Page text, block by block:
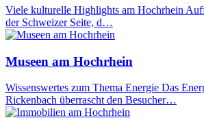
Viele kulturelle Highlights am Hochrhein
der Schweizer Seite, d…
Museen am Hochrhein
Wissenswertes zum Thema Energie Das
Rickenbach überrascht den Besucher…